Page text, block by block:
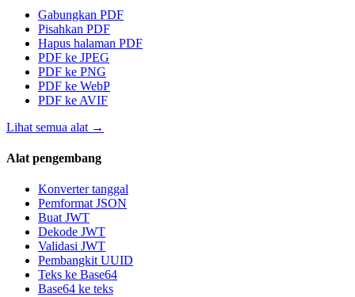
Gabungkan PDF
Pisahkan PDF
Hapus halaman PDF
PDF ke JPEG
PDF ke PNG
PDF ke WebP
PDF ke AVIF
Lihat semua alat →
Alat pengembang
Konverter tanggal
Pemformat JSON
Buat JWT
Dekode JWT
Validasi JWT
Pembangkit UUID
Teks ke Base64
Base64 ke teks